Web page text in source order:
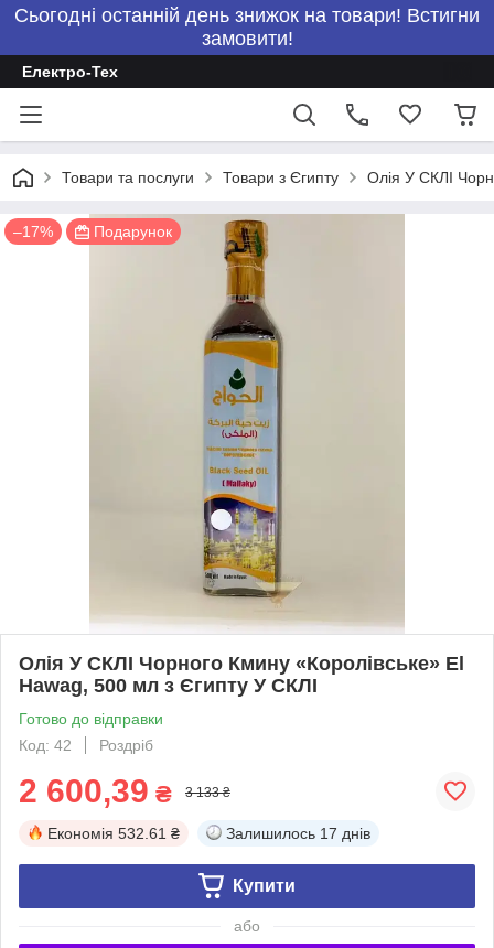
Сьогодні останній день знижок на товари! Встигни
замовити!
Електро-Тех
Товари та послуги Товари з Єгипту Олія У СКЛІ
–17% Подарунок
Олія У СКЛІ Чорного Кмину «Королівське» El
Hawag, 500 мл з Єгипту У СКЛІ
Готово до відправки
Код: 42
Роздріб
2 600,39 ₴ 3 133 ₴
Економія 532.61 ₴ Залишилось 17 днів
Купити
або